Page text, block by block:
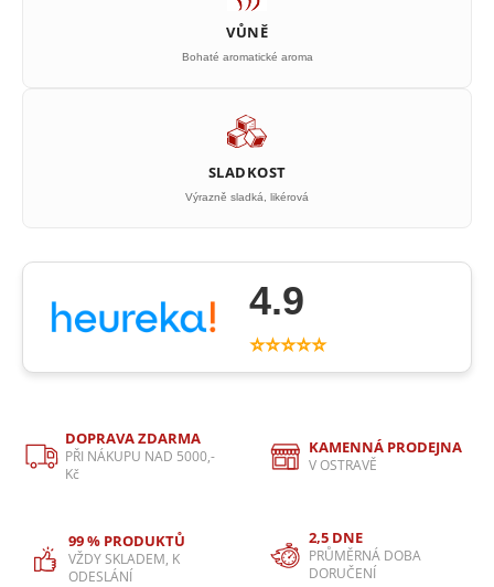
VŮNĚ
Bohaté aromatické aroma
SLADKOST
Výrazně sladká, likérová
4.9
⭐⭐⭐⭐⭐
DOPRAVA ZDARMA
PŘI NÁKUPU NAD 5000,-
Kč
KAMENNÁ PRODEJNA
V OSTRAVĚ
99 % PRODUKTŮ
VŽDY SKLADEM, K
ODESLÁNÍ
2,5 DNE
PRŮMĚRNÁ DOBA
DORUČENÍ